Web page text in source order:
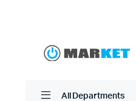
All Departments